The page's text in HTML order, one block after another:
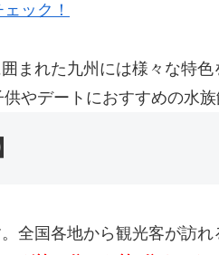
ック！
まれた九州には様々な特
やデートにおすすめの水
全国各地から観光客が訪